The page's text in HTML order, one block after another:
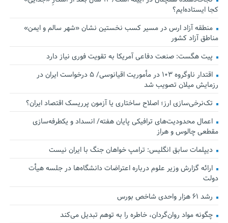
کجا ایستاده‌ایم؟
منطقه آزاد ارس در مسیر کسب نخستین نشان «شهر سالم و ایمن»
مناطق آزاد کشور
پیت هگست: صنعت دفاعی آمریکا به تقویت فوری نیاز دارد
اقتدار ناوگروه ۱۰۳ در مأموریت‌ اقیانوسی/ ۵ درخواست ایران در
رزمایش میلان تصویب شد
تک‌نرخی‌سازی ارز؛ اصلاح ساختاری یا آزمون پرریسک اقتصاد ایران؟
اعمال محدودیت‌های ترافیکی پایان هفته/ انسداد و یکطرفه‌سازی
مقطعی چالوس و هراز
دیپلمات سابق انگلیس:‌ ترامپ خواهان جنگ با ایران نیست
ارائه گزارش وزیر علوم درباره اعتراضات دانشگاه‌ها در جلسه هیأت
دولت
رشد ۶۱ هزار واحدی شاخص بورس
چگونه مواد روان‌گردان، خاطره را به توهم تبدیل می‌کند